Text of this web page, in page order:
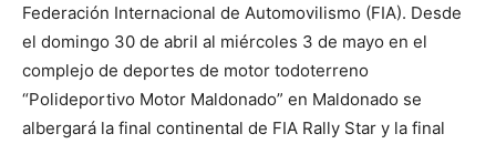
Federación Internacional de Automovilismo (FIA). Desde
el domingo 30 de abril al miércoles 3 de mayo en el
complejo de deportes de motor todoterreno
“Polideportivo Motor Maldonado” en Maldonado se
albergará la final continental de FIA Rally Star y la final